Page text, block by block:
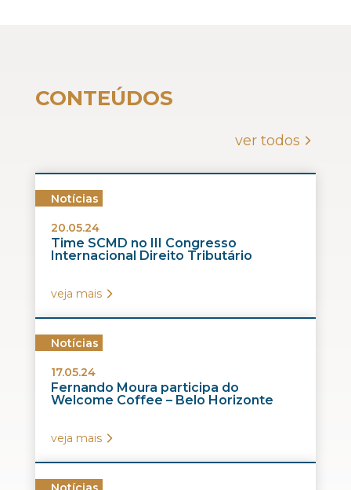
CONTEÚDOS
ver todos
Notícias
20.05.24
Time SCMD no III Congresso
Internacional Direito Tributário
veja mais
Notícias
17.05.24
Fernando Moura participa do
Welcome Coffee – Belo Horizonte
veja mais